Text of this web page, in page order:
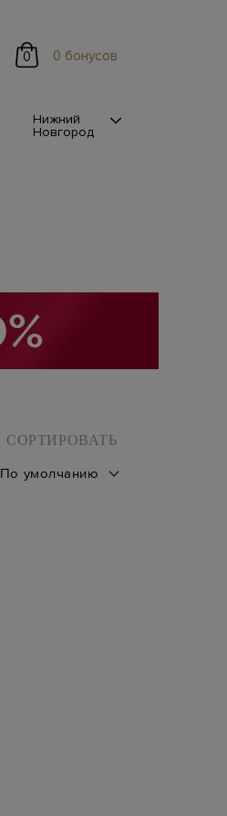
0 0 бонусов
Нижний
Новгород
СОРТИРОВАТЬ
По умолчанию